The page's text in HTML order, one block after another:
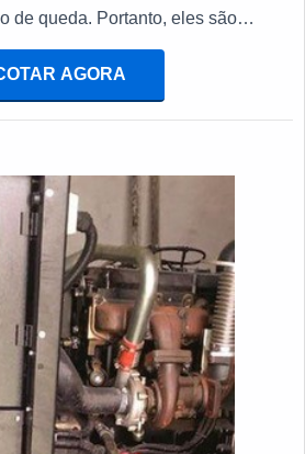
de queda. Portanto, eles são
COMPRAR GRUPO
Vale ressaltar a importância
que atua com fabricantes
es
AGORA